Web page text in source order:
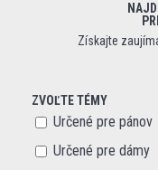
Získajte
ZVOĽTE TÉMY
Určené pre pánov
Určené pre dámy